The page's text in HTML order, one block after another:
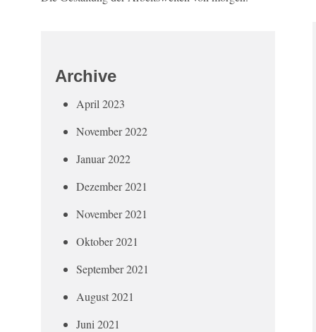
Archive
April 2023
November 2022
Januar 2022
Dezember 2021
November 2021
Oktober 2021
September 2021
August 2021
Juni 2021